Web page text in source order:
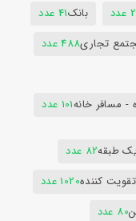
بانک41 عدد
تجاری488 عدد
مسافر خانه101 عدد
یک طبقه82 عدد
کننده1020 عدد
80 عدد